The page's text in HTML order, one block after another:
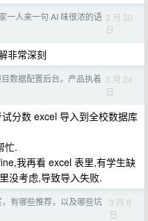
一人来一句 AI 味很浓的语 3 月 30
日
非常深刻
数据配置后台。产品执着 3 月 24
日
分数 excel 导入到全校数据库
忙.
我再看 excel 表里,有学生缺
没考虑,导致导入失败.
有哪些推荐，以及哪些坑
3 月 6
日